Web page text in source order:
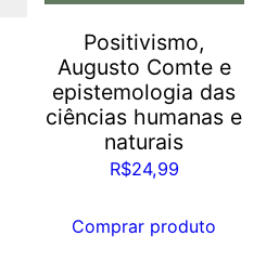
Positivismo,
Augusto Comte e
epistemologia das
ciências humanas e
naturais
R$24,99
Comprar produto